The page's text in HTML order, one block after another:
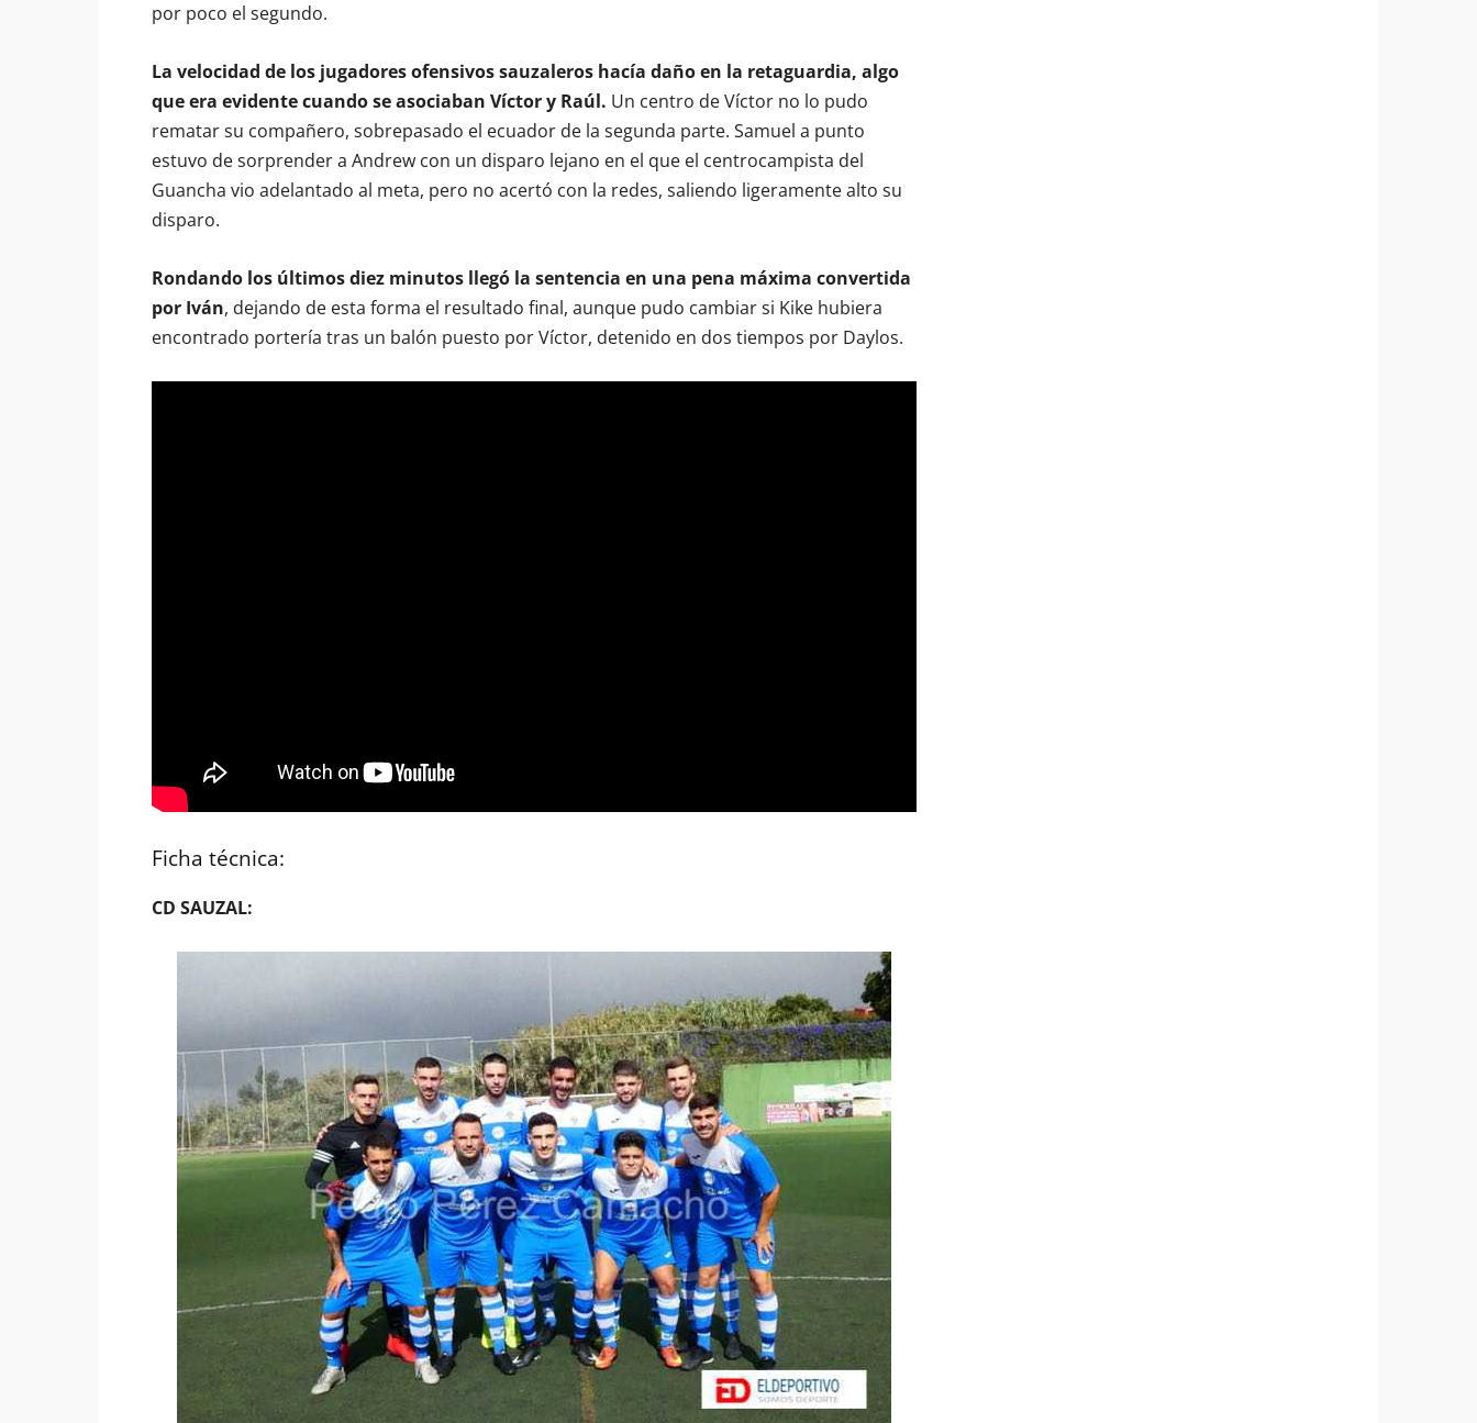
por poco el segundo.
La velocidad de los jugadores ofensivos sauzaleros hacía daño en la retaguardia, algo
que era evidente cuando se asociaban Víctor y Raúl. Un centro de Víctor no lo pudo
rematar su compañero, sobrepasado el ecuador de la segunda parte. Samuel a punto
estuvo de sorprender a Andrew con un disparo lejano en el que el centrocampista del
Guancha vio adelantado al meta, pero no acertó con la redes, saliendo ligeramente alto su
disparo.
Rondando los últimos diez minutos llegó la sentencia en una pena máxima convertida
por Iván, dejando de esta forma el resultado final, aunque pudo cambiar si Kike hubiera
encontrado portería tras un balón puesto por Víctor, detenido en dos tiempos por Daylos.
Ficha técnica:
CD SAUZAL: